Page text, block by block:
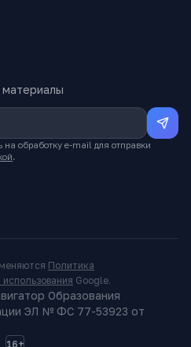
обработку e-mail для отправки
.
Политика
Google.
Образования
ЭЛ № ФС 77-53923 от
16+